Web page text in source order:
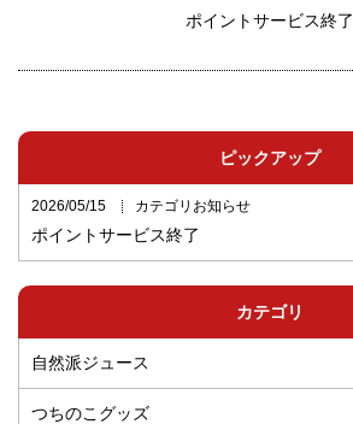
ポイントサービス終了
ピックアップ
2026/05/15 カテゴリお知らせ
ポイントサービス終了
カテゴリ
自然派ジュース
つちのこグッズ